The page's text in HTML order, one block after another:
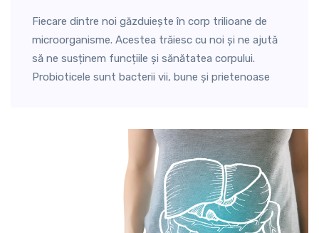
Fiecare dintre noi găzduiește în corp trilioane de
microorganisme. Acestea trăiesc cu noi și ne ajută
să ne susținem funcțiile și sănătatea corpului.
Probioticele sunt bacterii vii, bune și prietenoase